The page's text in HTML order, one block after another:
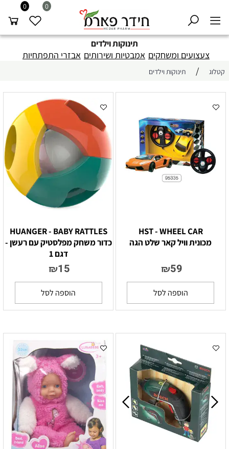
0 0
תינוקות וילדים
צעצועים ומשחקים אמבטיות ושירותים אבזרי התפתחיות
קטלוג / תינוקות וילדים
HST - WHEEL CAR
מכונית וויל קאר שלט הגה
₪59
הוספה לסל
HUANGER - BABY RATTLES
כדור משחק מפלסטיק עם רעשן -
דגם 1
₪15
הוספה לסל